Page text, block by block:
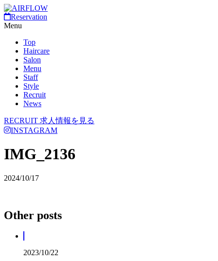
Reservation
Menu
Top
Haircare
Salon
Menu
Staff
Style
Recruit
News
RECRUIT 求人情報を見る
INSTAGRAM
IMG_2136
2024/10/17
Other posts
2023/10/22